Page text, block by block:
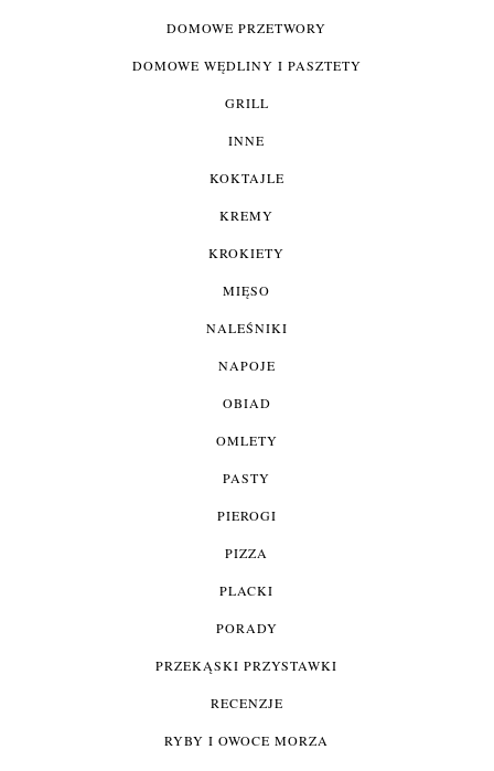
DOMOWE PRZETWORY
DOMOWE WĘDLINY I PASZTETY
GRILL
INNE
KOKTAJLE
KREMY
KROKIETY
MIĘSO
NALEŚNIKI
NAPOJE
OBIAD
OMLETY
PASTY
PIEROGI
PIZZA
PLACKI
PORADY
PRZEKĄSKI PRZYSTAWKI
RECENZJE
RYBY I OWOCE MORZA